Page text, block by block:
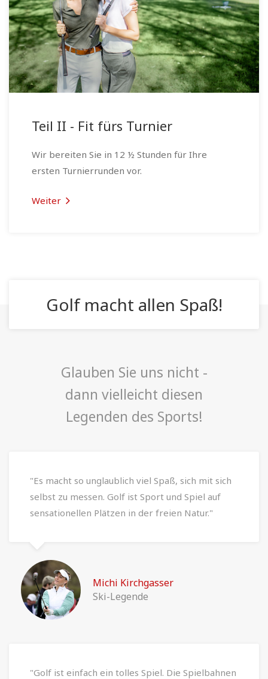
Teil II - Fit fürs Turnier
Wir bereiten Sie in 12 ½ Stunden für Ihre
ersten Turnierrunden vor.
Weiter
Golf macht allen Spaß!
Glauben Sie uns nicht -
dann vielleicht diesen
Legenden des Sports!
"Es macht so unglaublich viel Spaß, sich mit sich
selbst zu messen. Golf ist Sport und Spiel auf
sensationellen Plätzen in der freien Natur."
Michi Kirchgasser
Ski-Legende
"Golf ist einfach ein tolles Spiel. Die Spielbahnen